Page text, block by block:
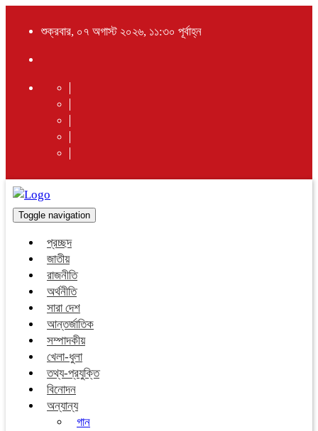
শুক্রবার, ০৭ অগাস্ট ২০২৬, ১১:৩০ পূর্বাহ্ন
Toggle navigation
প্রচ্ছদ
জাতীয়
রাজনীতি
অর্থনীতি
সারা দেশ
আন্তর্জাতিক
সম্পাদকীয়
খেলা-ধুলা
তথ্য-প্রযুক্তি
বিনোদন
অন্যান্য
গান